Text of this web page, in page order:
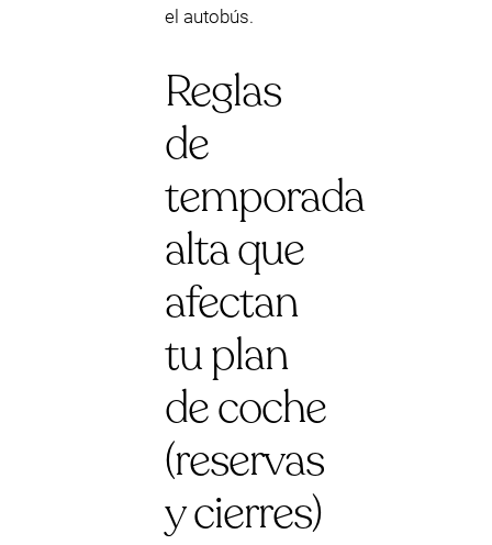
el autobús.
Reglas
de
temporada
alta que
afectan
tu plan
de coche
(reservas
y cierres)